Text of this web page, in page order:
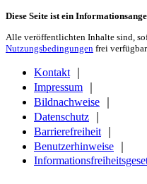
Diese Seite ist ein
Alle veröffentlichten Inhalte sind,
Nutzungsbedingungen frei verfügbar.
Kontakt
Impressum
Bildnachweise
Datenschutz
Barrierefreiheit
Benutzerhinweise